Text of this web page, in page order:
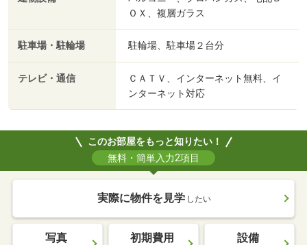
ＯＸ、複層ガラス
駐車場・駐輪場 駐輪場、駐車場２台分
テレビ・通信
ＣＡＴＶ、インターネット無料、イ
ンターネット対応
このお部屋をもっと知りたい！
無料・簡単入力2項目
実際に物件を見学 したい
写真 初期費用 設備